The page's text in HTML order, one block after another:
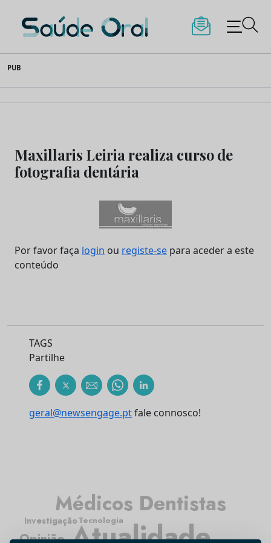
to
content
Saúde Oral
PUB
Maxillaris Leiria realiza curso de
fotografia dentária
Por favor faça login ou registe-se para aceder a este
conteúdo
TAGS
Partilhe
geral@newsengage.ptfale connosco!
Médicos Dentistas
Opinião
Tecnologia
Investigação